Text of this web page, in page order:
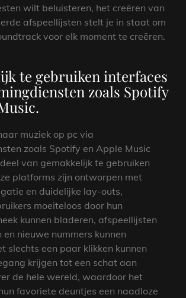
wilt beluisteren, het creëren van
afspeellijsten stelt je in staat om
voor elk moment te creëren.
te gebruiken interfaces
zoals Spotify
muziek op pc via
zoals Spotify en Apple Music
van gemakkelijk te gebruiken
platforms zijn ontworpen met
en duidelijke lay-outs,
moeiteloos door hun
kunnen bladeren, afspeellijsten
en nieuwe nummers kunnen
slechts een paar klikken kunnen
krijgen tot een schat aan
de hele wereld, waardoor het
favoriete deuntjes een naadloze